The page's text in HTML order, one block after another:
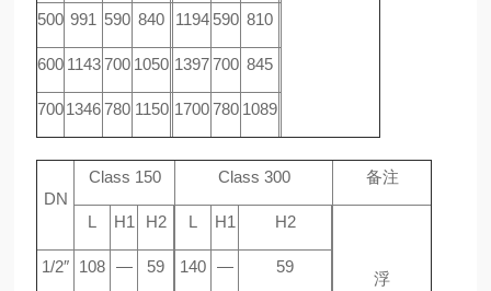
500 991 590 840 1194 590 810
600 1143 700 1050 1397 700 845
7001346 780 1150 1700 780 1089
DN
Class 150 Class 300 备注
L H1 H2 L H1 H2
浮
1/2″ 108 — 59 140 — 59